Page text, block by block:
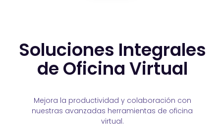
Soluciones Integrales
de Oficina Virtual
Mejora la productividad y colaboración con
nuestras avanzadas herramientas de oficina
virtual.